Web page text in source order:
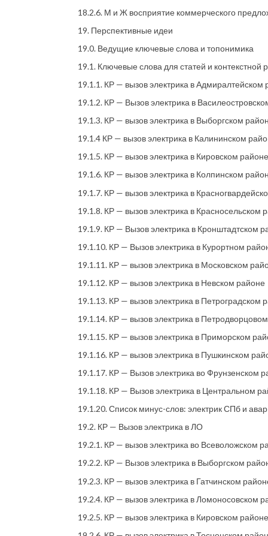
18.2.6. М и Ж восприятие коммерческого
19. Перспективные идеи
19.0. Ведущие ключевые слова и топонимика
19.1. Ключевые слова для статей и контекстной
19.1.1. КР — вызов электрика в Адмиралтейском
19.1.2. КР — Вызов электрика в
19.1.3. КР — вызов электрика в Выборгском
19.1.4 КР — вызов электрика в Калининском
19.1.5. КР — вызов электрика в Кировском
19.1.6. КР — вызов электрика в Колпинском
19.1.7. КР — вызов электрика в
19.1.8. КР — вызов электрика в Красносельском
19.1.9. КР — Вызов электрика в Кронштадтском
19.1.10. КР — Вызов электрика в Курортном
19.1.11. КР — вызов электрика в Московском
19.1.12. КР — вызов электрика в Невском районе
19.1.13. КР — вызов электрика в Петроградском
19.1.14. КР — вызов электрика в
19.1.15. КР — вызов электрика в Приморском
19.1.16. КР — вызов электрика в Пушкинском
19.1.17. КР — Вызов электрика во Фрунзенском
19.1.18. КР — Вызов электрика в Центральном
19.1.20. Список минус-слов: электрик СПб и
19.2. КР — Вызов электрика в ЛО
19.2.1. КР — вызов электрика во Всеволожском
19.2.2. КР — Вызов электрика в Выборгском
19.2.3. КР — вызов электрика в Гатчинском
19.2.4. КР — вызов электрика в Ломоносовском
19.2.5. КР — вызов электрика в Кировском